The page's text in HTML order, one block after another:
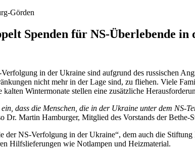
Görden
Spenden für NS-Überlebende in
in der Ukraine sind aufgrund des russischen
nicht mehr in der Lage sind, zu fliehen. Viele
Wintermonate stellen eine zusätzliche
ein, dass die Menschen, die in der Ukraine unter dem
Dr. Martin Hamburger, Mitglied des Vorstands der Bethe-
der NS-Verfolgung in der Ukraine“, dem auch die
Hilfslieferungen wie Notlampen und Heizmaterial.